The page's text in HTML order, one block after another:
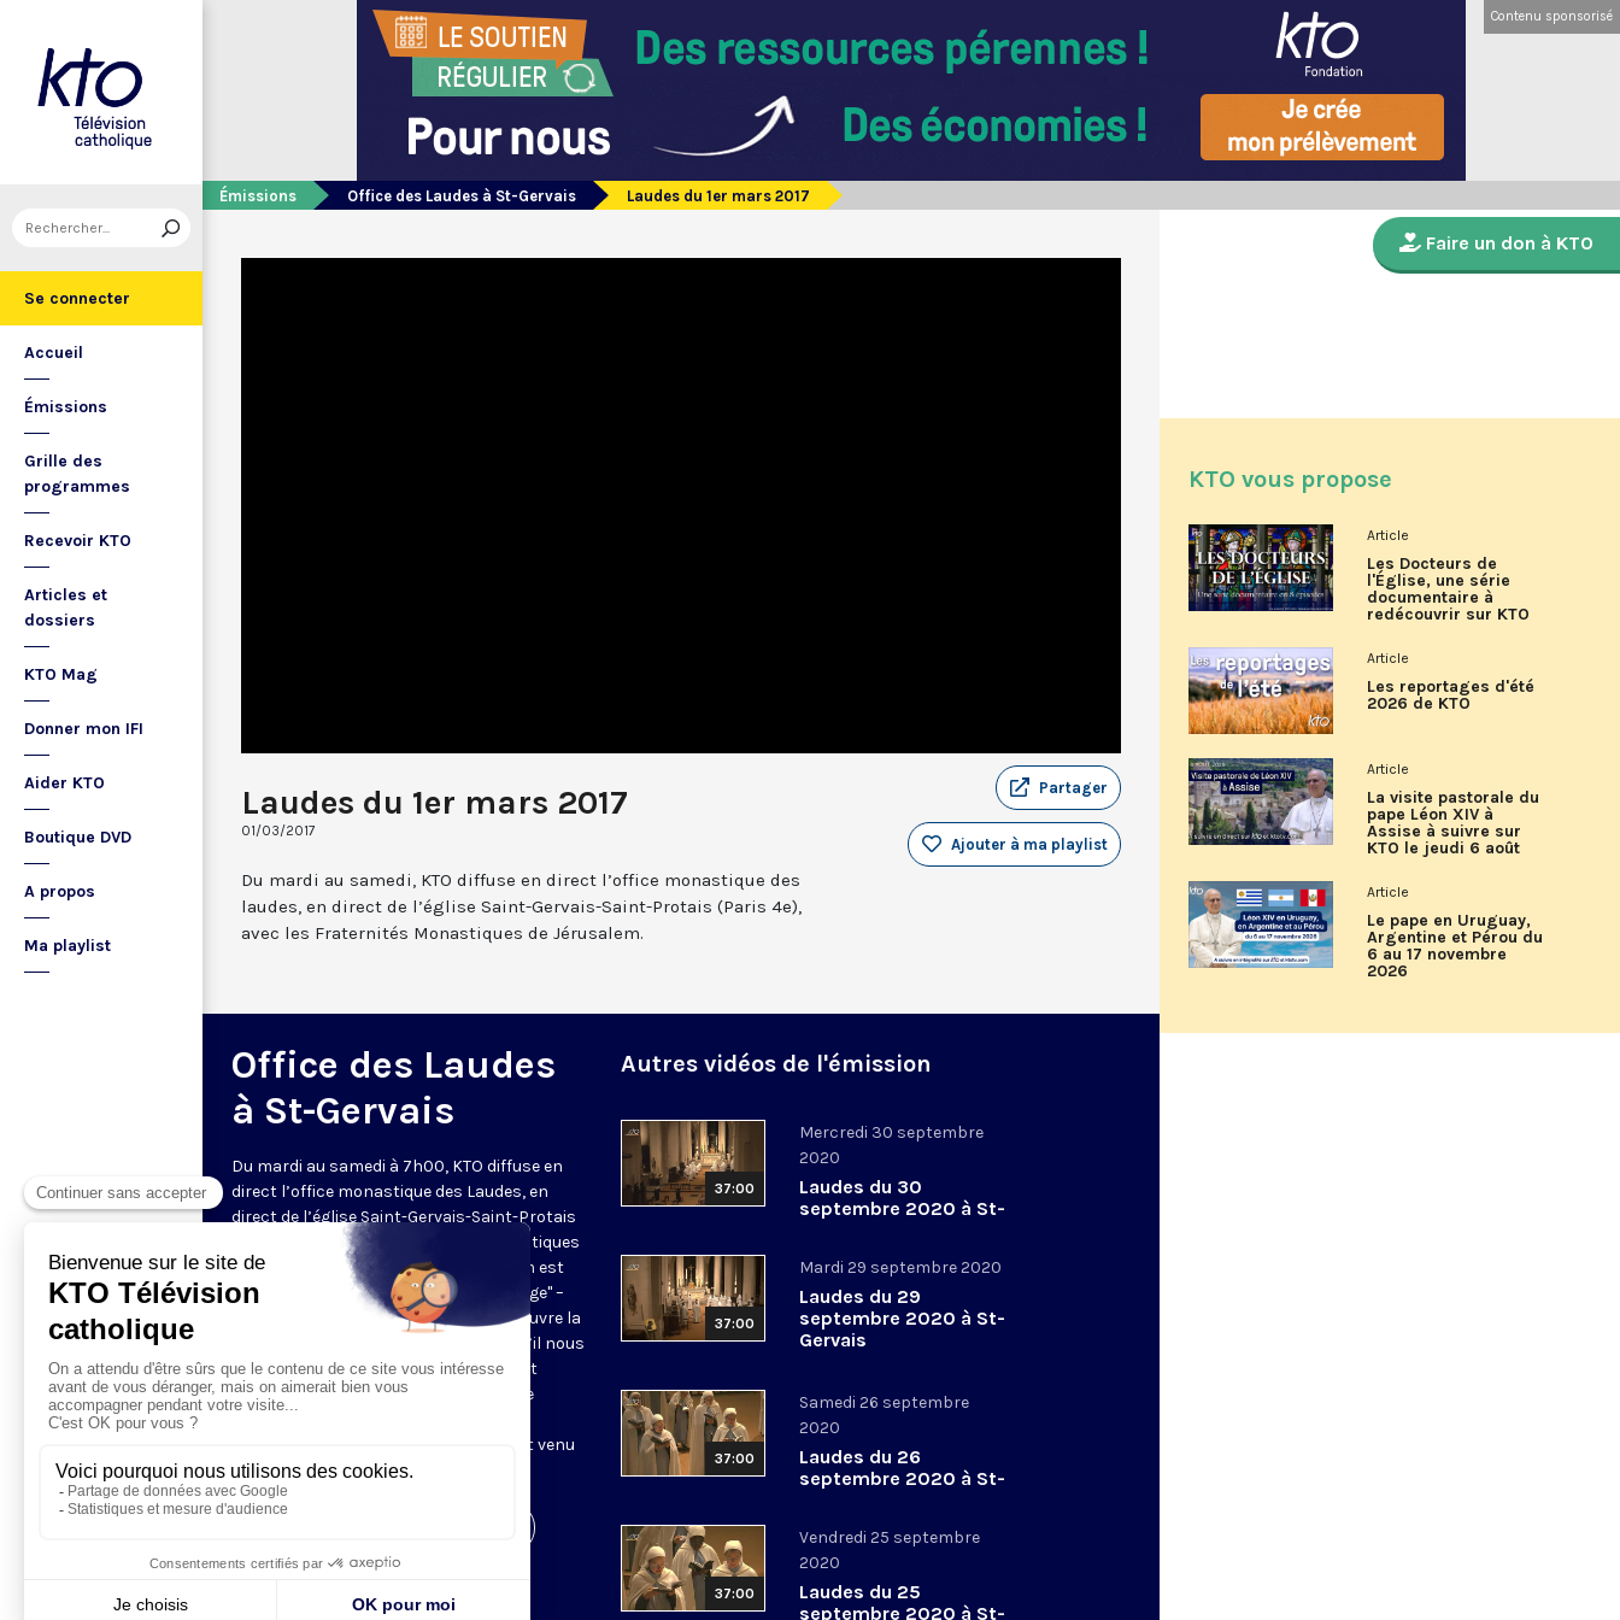
Se connecter
Accueil
Émissions
Grille des
programmes
Recevoir KTO
Articles et
dossiers
KTO Mag
Donner mon IFI
Aider KTO
Boutique DVD
A propos
Ma playlist
Contenu sponsorisé
Émissions Office des Laudes à St-Gervais Laudes du 1er mars 2017
Laudes du 1er mars 2017
01/03/2017
Partager
Ajouter à ma playlist
Du mardi au samedi, KTO diffuse en direct l’office monastique des
laudes, en direct de l’église Saint-Gervais-Saint-Protais (Paris 4e),
avec les Fraternités Monastiques de Jérusalem.
Office des Laudes
à St-Gervais
Du mardi au samedi à 7h00, KTO diffuse en
direct l’office monastique des Laudes, en
direct de l’église Saint-Gervais-Saint-Protais
(Paris IVe), avec les Fraternités Monastiques
de Jérusalem. Les Laudes – dont le nom est
dérivé du terme latin qui signifie "louange" –
sont d’abord la prière de louange qui ouvre la
journée pour remercier Dieu du don qu’il nous
fait de ce jour nouveau, et le placer tout
entier sous son regard. Mais son heure
Résurrection du Seigneur, "soleil levant venu
nous visiter" (Lc 1,28).
Autres vidéos de l'émission
37:00
Mercredi 30 septembre
2020
Laudes du 30
septembre 2020 à St-
37:00
Mardi 29 septembre 2020
Laudes du 29
septembre 2020 à St-
Gervais
37:00
Samedi 26 septembre
2020
Laudes du 26
septembre 2020 à St-
37:00
Vendredi 25 septembre
2020
Laudes du 25
septembre 2020 à St-
Faire un don à KTO
KTO vous propose
Article
Les Docteurs de
l'Église, une série
documentaire à
redécouvrir sur KTO
Article
Les reportages d'été
2026 de KTO
Article
La visite pastorale du
pape Léon XIV à
Assise à suivre sur
KTO le jeudi 6 août
Article
Le pape en Uruguay,
Argentine et Pérou du
6 au 17 novembre
2026